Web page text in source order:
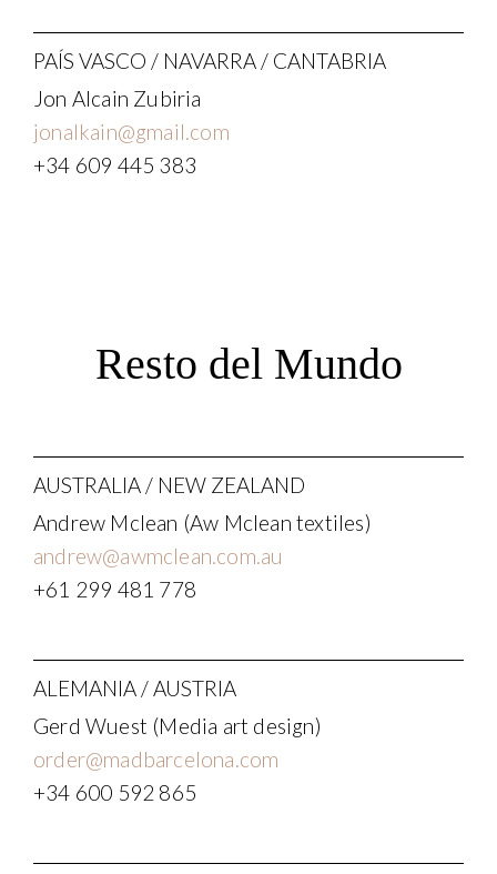
PAÍS VASCO / NAVARRA / CANTABRIA
Jon Alcain Zubiria
jonalkain@gmail.com
+34 609 445 383
Resto del Mundo
AUSTRALIA / NEW ZEALAND
Andrew Mclean (Aw Mclean textiles)
andrew@awmclean.com.au
+61 299 481 778
ALEMANIA / AUSTRIA
Gerd Wuest (Media art design)
order@madbarcelona.com
+34 600 592 865